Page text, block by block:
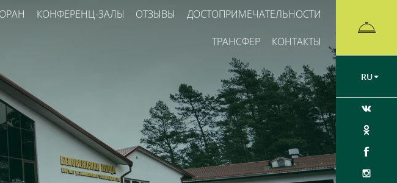
RU
КОНФЕРЕНЦ-ЗАЛЫ ОТЗЫВЫ ДОСТОПРИМЕЧАТЕЛЬНОСТИ
ТРАНСФЕР КОНТАКТЫ